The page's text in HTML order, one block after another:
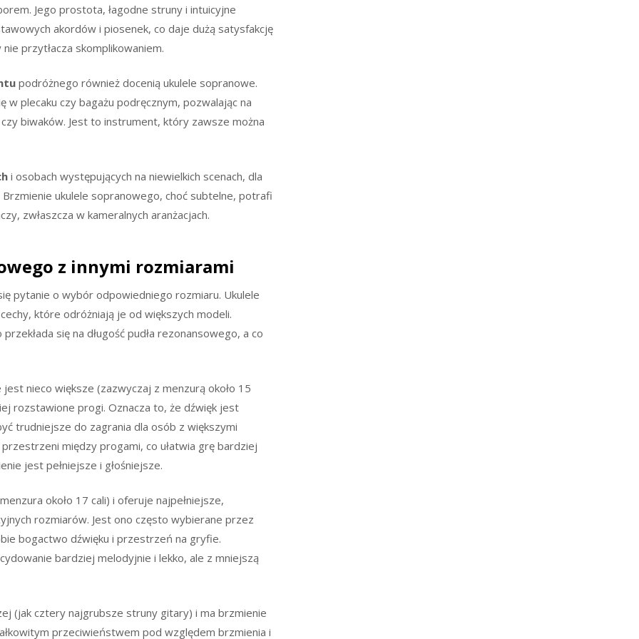
Jego prostota, łagodne struny i intuicyjne
akordów i piosenek, co daje dużą satysfakcję
przytłacza skomplikowaniem.
podróżnego również docenią ukulele sopranowe.
w plecaku czy bagażu podręcznym, pozwalając na
biwaków. Jest to instrument, który zawsze można
i osobach występujących na niewielkich scenach, dla
ukulele sopranowego, choć subtelne, potrafi
zwłaszcza w kameralnych aranżacjach.
z innymi rozmiarami
pytanie o wybór odpowiedniego rozmiaru. Ukulele
które odróżniają je od większych modeli.
się na długość pudła rezonansowego, a co
jest nieco większe (zazwyczaj z menzurą około 15
rozstawione progi. Oznacza to, że dźwięk jest
trudniejsze do zagrania dla osób z większymi
między progami, co ułatwia grę bardziej
jest pełniejsze i głośniejsze.
około 17 cali) i oferuje najpełniejsze,
rozmiarów. Jest ono często wybierane przez
bogactwo dźwięku i przestrzeń na gryfie.
bardziej melodyjnie i lekko, ale z mniejszą
(jak cztery najgrubsze struny gitary) i ma brzmienie
przeciwieństwem pod względem brzmienia i